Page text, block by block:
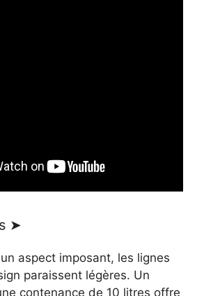
➤
aspect imposant, les lignes
paraissent légères. Un
contenance de 10 litres offre